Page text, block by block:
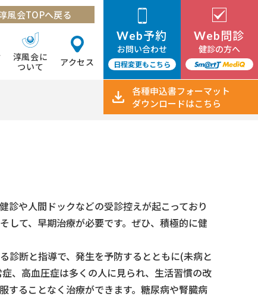
風会TOPへ戻る
淳風会に
ついて
アクセス
Web予約
お問い合わせ
日程変更もこちら
Web問診
健診の方へ
各種申込書フォーマット
ダウンロードはこちら
診や人間ドックなどの受診控えが起こっており
して、早期治療が必要です。ぜひ、積極的に健
診断と指導で、発生を予防するとともに(未病と
、高血圧症は多くの人に見られ、生活習慣の改
することなく治療ができます。糖尿病や腎臓病